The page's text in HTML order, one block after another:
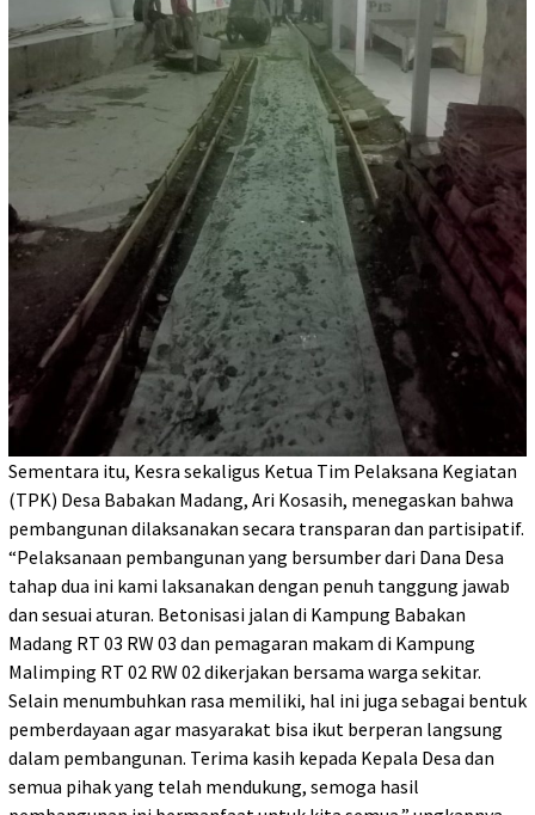
Sementara itu, Kesra sekaligus Ketua Tim Pelaksana Kegiatan
(TPK) Desa Babakan Madang, Ari Kosasih, menegaskan bahwa
pembangunan dilaksanakan secara transparan dan partisipatif.
“Pelaksanaan pembangunan yang bersumber dari Dana Desa
tahap dua ini kami laksanakan dengan penuh tanggung jawab
dan sesuai aturan. Betonisasi jalan di Kampung Babakan
Madang RT 03 RW 03 dan pemagaran makam di Kampung
Malimping RT 02 RW 02 dikerjakan bersama warga sekitar.
Selain menumbuhkan rasa memiliki, hal ini juga sebagai bentuk
pemberdayaan agar masyarakat bisa ikut berperan langsung
dalam pembangunan. Terima kasih kepada Kepala Desa dan
semua pihak yang telah mendukung, semoga hasil